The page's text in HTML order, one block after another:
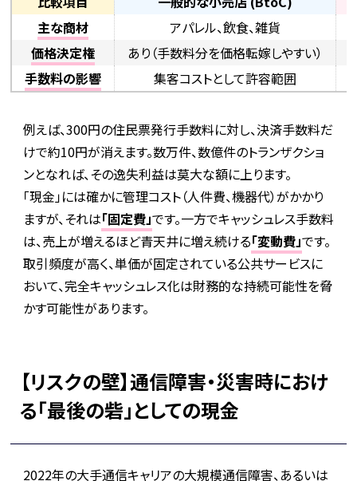
主な商材
アパレル、飲食、雑貨
価格決定権
あり（手数料分を価格転嫁しやすい）
手数料の影響
集客コストとして許容範囲
例えば、300円の住民票発行手数料に対し、決済手数料だ
けで約10円が消えます。数万件、数億件のトランザクショ
ンとなれば、その逸失利益は莫大な額に上ります。
「現金」には確かに管理コスト（人件費、機器代）がかかり
ますが、それは「固定費」です。一方でキャッシュレス手数料
は、売上が増えるほど青天井に増え続ける「変動費」です。
取引頻度が高く、単価が固定されている公共サービスに
おいて、完全キャッシュレス化は財務的な持続可能性を脅
かす可能性があります。
【リスクの壁】通信障害・災害時におけ
る「最後の砦」としての現金
2022年の大手通信キャリアの大規模通信障害、あるいは